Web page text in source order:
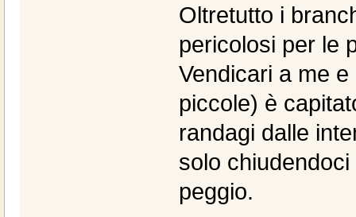
Oltretutto i
pericolosi per le
Vendicari a me
piccole) è
randagi dalle
solo
peggio.